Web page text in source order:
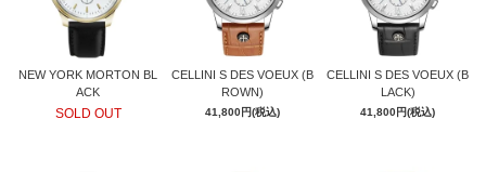
NEW YORK MORTON BL
ACK
SOLD OUT
CELLINI S DES VOEUX (B
ROWN)
41,800円(税込)
CELLINI S DES VOEUX (B
LACK)
41,800円(税込)